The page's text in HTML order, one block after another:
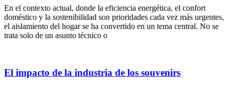
En el contexto actual, donde la eficiencia energética, el confort
doméstico y la sostenibilidad son prioridades cada vez más urgentes,
el aislamiento del hogar se ha convertido en un tema central. No se
trata solo de un asunto técnico o
El impacto de la industria de los souvenirs